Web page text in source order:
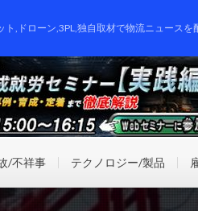
ト,ドローン,3PL,独自取材で物流ニュースを
/不祥事 テクノロジー/製品